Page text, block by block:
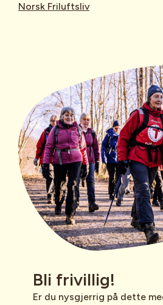
Norsk Friluftsliv
Bli frivillig!
Er du nysgjerrig på dette